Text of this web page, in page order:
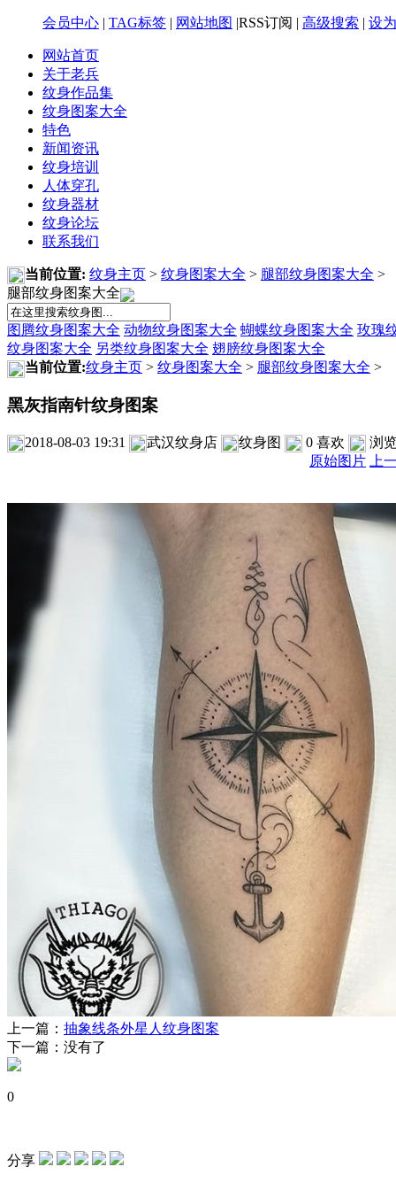
会员中心 | TAG标签 | 网站地图 |RSS订阅 | 高级搜索 | 设
网站首页
关于老兵
纹身作品集
纹身图案大全
特色
新闻资讯
纹身培训
人体穿孔
纹身器材
纹身论坛
联系我们
当前位置: 纹身主页 > 纹身图案大全 > 腿部纹身图案大全 >
腿部纹身图案大全
图腾纹身图案大全 动物纹身图案大全 蝴蝶纹身图案大全 玫瑰
纹身图案大全 另类纹身图案大全 翅膀纹身图案大全
当前位置:纹身主页 > 纹身图案大全 > 腿部纹身图案大全 >
黑灰指南针纹身图案
2018-08-03 19:31 武汉纹身店 纹身图 0 喜欢
浏
原始图片 上
上一篇： 抽象线条外星人纹身图案
下一篇：没有了
0
分享